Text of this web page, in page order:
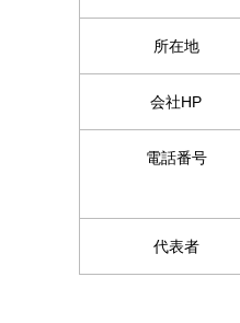
所在地
会社HP
電話番号
代表者